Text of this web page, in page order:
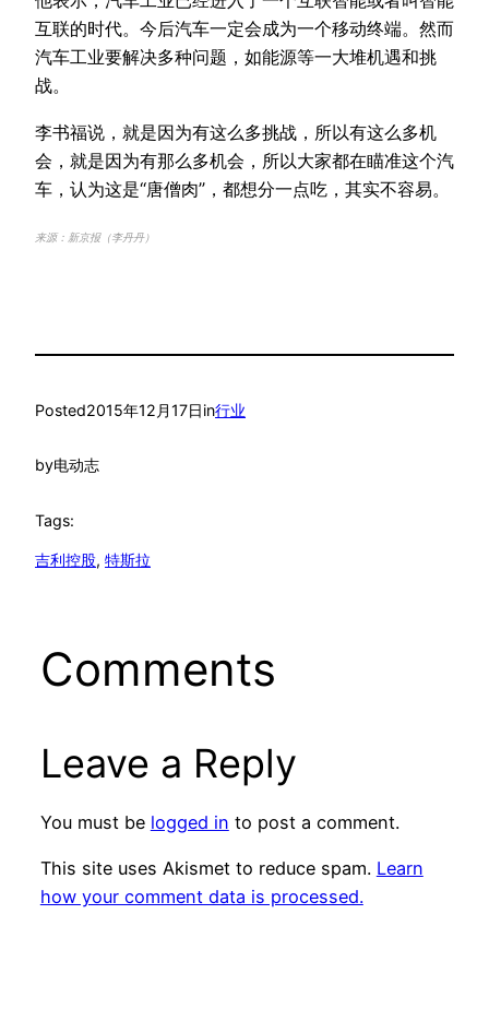
互联的时代。今后汽车一定会成为一个移动终端。然而
汽车工业要解决多种问题，如能源等一大堆机遇和挑
战。
李书福说，就是因为有这么多挑战，所以有这么多机
会，就是因为有那么多机会，所以大家都在瞄准这个汽
车，认为这是“唐僧肉”，都想分一点吃，其实不容易。
来源：新京报（李丹丹）
Posted2015年12月17日in行业
by电动志
Tags:
吉利控股, 特斯拉
Comments
Leave a Reply
You must be logged in to post a comment.
This site uses Akismet to reduce spam. Learn
how your comment data is processed.